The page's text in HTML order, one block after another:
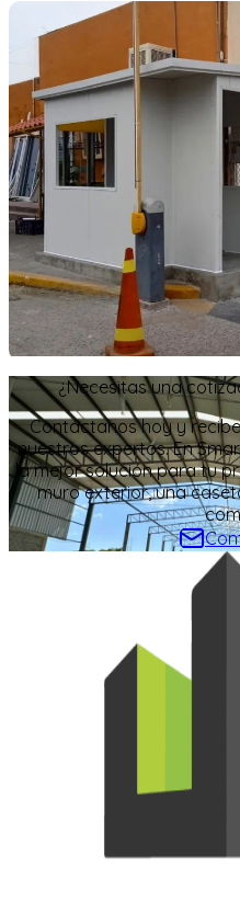
¿Necesitas una
Contáctanos hoy y
nuestros expertos. En
la mejor solución para tu
muro exterior, una